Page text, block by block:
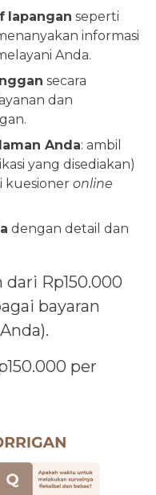
lapangan seperti
informasi
Anda.
secara
dan
Anda: ambil
yang disediakan)
kuesioner online
dengan detail dan
dari Rp150.000
bayaran
per